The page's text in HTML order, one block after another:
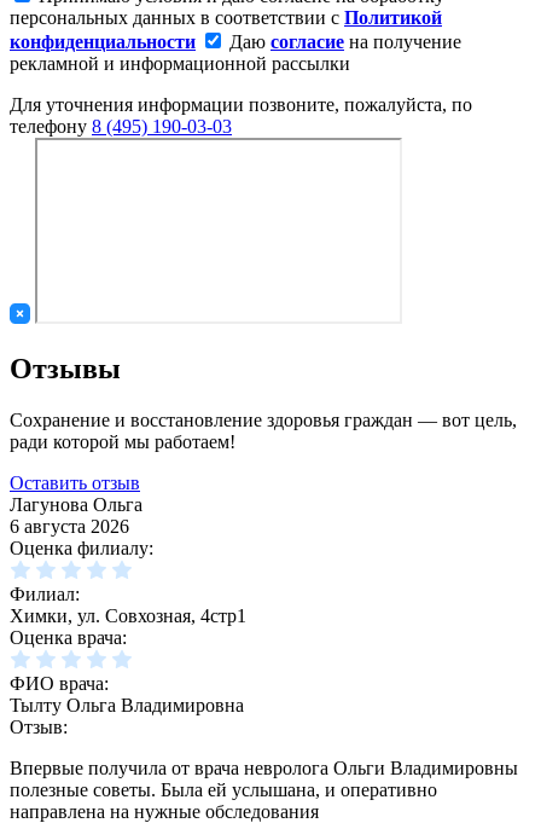
персональных данных в соответствии с Политикой
конфиденциальности
Даю согласие на получение
рекламной и информационной рассылки
Для уточнения информации позвоните, пожалуйста, по
телефону 8 (495) 190-03-03
Отзывы
Сохранение и восстановление здоровья граждан — вот цель,
ради которой мы работаем!
Оставить отзыв
Лагунова Ольга
6 августа 2026
Оценка филиалу:
Филиал:
Химки, ул. Совхозная, 4стр1
Оценка врача:
ФИО врача:
Тылту Ольга Владимировна
Отзыв:
Впервые получила от врача невролога Ольги Владимировны
полезные советы. Была ей услышана, и оперативно
направлена на нужные обследования